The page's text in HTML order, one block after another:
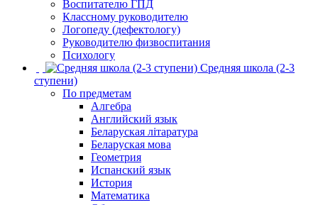
Воспитателю ГПД
Классному руководителю
Логопеду (дефектологу)
Руководителю физвоспитания
Психологу
Средняя школа (2-3
ступени)
По предметам
Алгебра
Английский язык
Беларуская літаратура
Беларуская мова
Геометрия
Испанский язык
История
Математика